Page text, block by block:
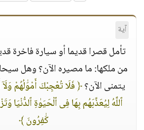
آية
تأمل قصرا قديما أو سيارة فاخرة
من ملكها: ما مصيره الآن؟ وهل
يتمنى الآن؟﴿ فَلَا تُعْجِبْكَ أَمْوَٰلُهُمْ وَلَآ
ٱللَّهُ لِيُعَذِّبَهُم بِهَا فِى ٱلْحَيَوٰةِ ٱلدُّنْيَا
كَٰفِرُونَ ﴾